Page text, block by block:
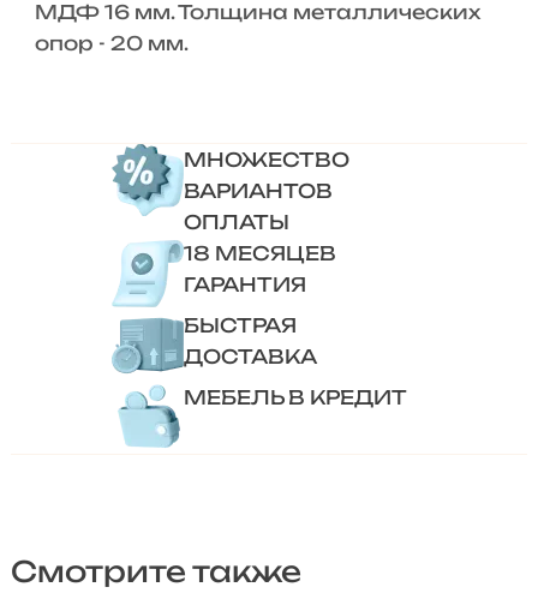
МДФ 16 мм. Толщина металлических
опор - 20 мм.
МНОЖЕСТВО
ВАРИАНТОВ
ОПЛАТЫ
18 МЕСЯЦЕВ
ГАРАНТИЯ
БЫСТРАЯ
ДОСТАВКА
МЕБЕЛЬ В КРЕДИТ
Смотрите также